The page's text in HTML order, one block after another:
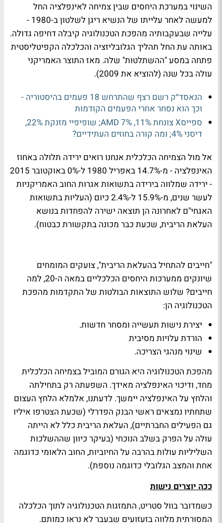
השינוי במערכת היחסים שבין צמיחה לאינפלציה החל
למעשה לאחר עלייתו של הנשיא ריגן לשלטון ב-1980 -
עלייה שבעקבותיה מהפכת הטכנולוגיה קיבלה דחיפה גדולה.
באותה עת החל תהליך הגלובליזציה והכלכלה הקפיטליסטית
פתחה במסע "ההשתלטות" שלה. מאז התוצר האמריקני
עולה בכל שנה (להוציא את 2009).
הנאסד״ק רשם רצף שהתרחש 18 פעמים בהיסטוריה -
וכך הוא נסחר אחרי הפעמים הקודמות
ספייסX צונחת 11%, AMD 7%; שופיפיי מזנקת 22%,
דיסני 4%; ומה קורה בחוזים העתידיים?
אל מול הצמיחה הכלכלית אנחנו רואים ירידה תלולה באחוז
האינפלציה - מ-14.7% באפריל 1980 ל-0% באוקטובר 2015
- ירידה שמלווה בירידה בתשואות אגרות החוב האמריקניות
לעשר שנים, מ-15.9% ל-2.4% כיום (העליות בתשואות
האגחי"ם לאחרונה הן תוצאה ישירה להפחדות בנושא
העלאת הריבית, שכעת כבר מכונה בתקשורת כבטוח).
"חייבים להתחיל בהעלאת הריבית", צועקים המומחים
שיונקים ממערכות היחסים הכלכליים במאה ה-20, למה
חייבים? שלוש התוצאות הבולטות של התקדמות מהפכת
הטכנולוגיה הן:
יצירת נישות תעשייה ומסחר חדשות.
הורדת עלויות מסיבית
שינוי מנהגי הצריכה.
מהפכת הטכנולוגיה היא הגורם המוביל בצמיחה הכלכלית
מחד, ודיכוי האינפלציה מאידך. השפעתה רק בתחילתה
והלחץ על האינפלציה יימשך. לדעתנו, אלמלא הלחץ העצום
שתחתיו נמצאים ראשי הבנק הפדרלי (שכעת הצטרפו איליו
גם הפעילים החברתיים), העלאת הריבית כלל לא הייתה
עולה על הפרק בשלב הנוכחי (בעיקר כיוון שההשלכות
השליליות עולות בהרבה על החיוביות, החוב הלאומי כדוגמה
אחת והמצב הגלובלי כדוגמה נוספת).
ככה יוצרים נישות
כשמדובר בוול סטריט, התמזגות הטכנולוגיה לתוך הכלכלה
המסורתית מלווה בזעזועים שבעבר לא נראו כמותם.